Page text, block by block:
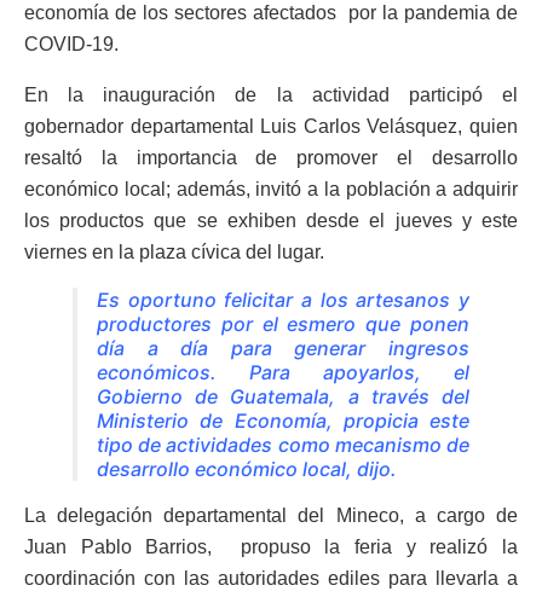
economía de los sectores afectados por la pandemia de
COVID-19.
En la inauguración de la actividad participó el
gobernador departamental Luis Carlos Velásquez, quien
resaltó la importancia de promover el desarrollo
económico local; además, invitó a la población a adquirir
los productos que se exhiben desde el jueves y este
viernes en la plaza cívica del lugar.
Es oportuno felicitar a los artesanos y
productores por el esmero que ponen
día a día para generar ingresos
económicos. Para apoyarlos, el
Gobierno de Guatemala, a través del
Ministerio de Economía, propicia este
tipo de actividades como mecanismo de
desarrollo económico local, dijo.
La delegación departamental del Mineco, a cargo de
Juan Pablo Barrios, propuso la feria y realizó la
coordinación con las autoridades ediles para llevarla a